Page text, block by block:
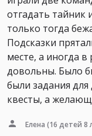
отгадать тайник
только тогда
Подсказки
месте, а иногда в
довольны. Было
были задания
квесты, а
Елена (16 детей 8